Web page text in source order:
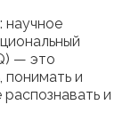
научное
— это
понимать и
и